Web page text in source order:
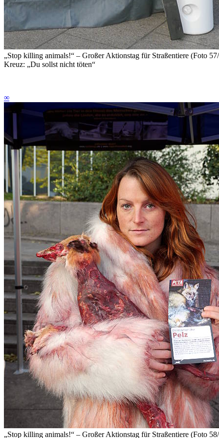
„Stop killing animals!“ – Großer Aktionstag für Straßentiere (Foto
Kreuz: „Du sollst nicht töten“
∞
„Stop killing animals!“ – Großer Aktionstag für Straßentiere (Foto